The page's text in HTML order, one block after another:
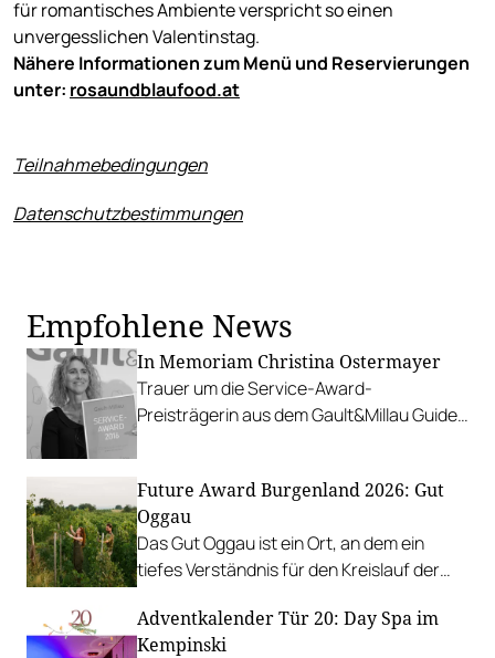
für romantisches Ambiente verspricht so einen
unvergesslichen Valentinstag.
Nähere Informationen zum Menü und Reservierungen
unter: rosaundblaufood.at
Teilnahmebedingungen
Datenschutzbestimmungen
Empfohlene News
In Memoriam Christina Ostermayer
Trauer um die Service-Award-
Preisträgerin aus dem Gault&Millau Guide
Future Award Burgenland 2026: Gut
Oggau
Das Gut Oggau ist ein Ort, an dem ein
tiefes Verständnis für den Kreislauf der
Adventkalender Tür 20: Day Spa im
Kempinski